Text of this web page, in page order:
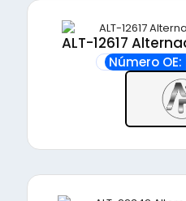
ALT-12617
Número OE: